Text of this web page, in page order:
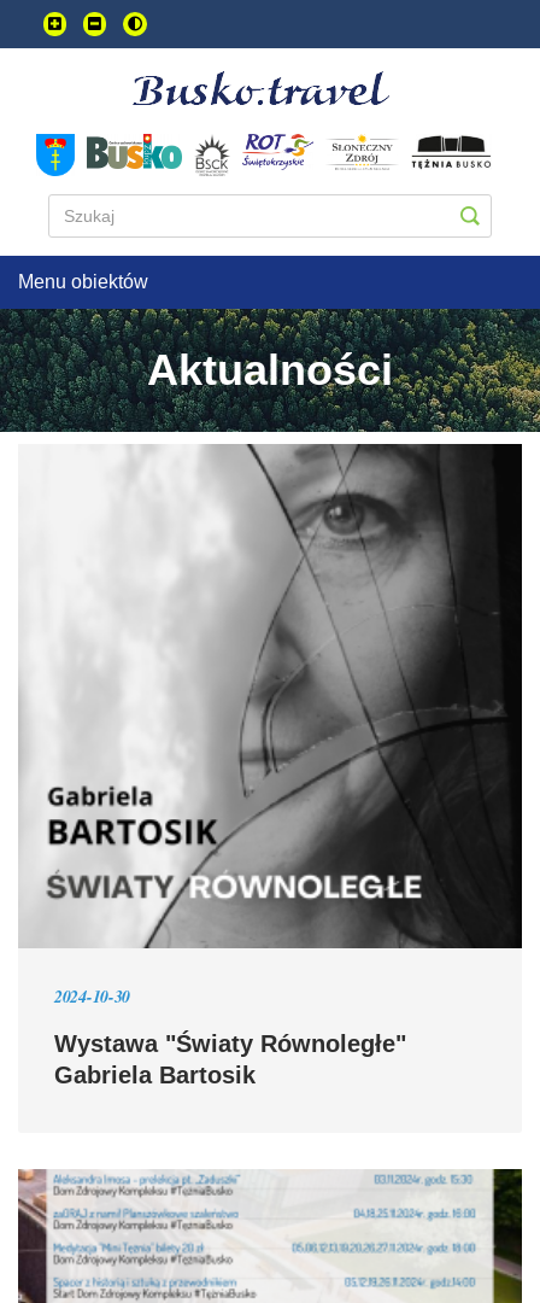
Przejdź
do
głownej
Menu obiektów
Aktualności
2024-10-30
Wystawa "Światy Równoległe"
Gabriela Bartosik